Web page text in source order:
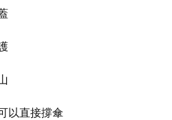
以直接撐傘